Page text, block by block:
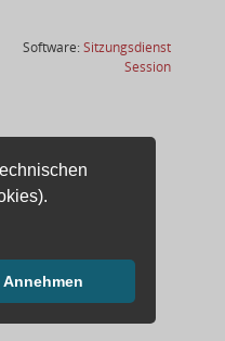
Annehmen
Software:Sitzungsdienst
Session(Wird in